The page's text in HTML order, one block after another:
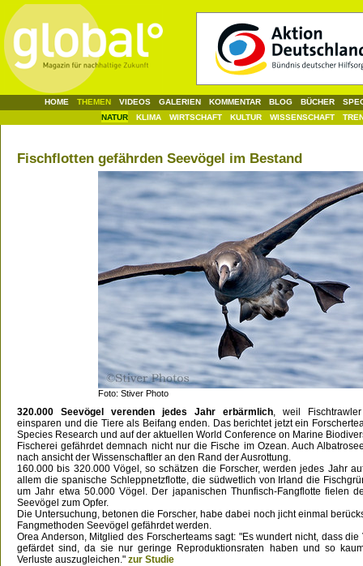
HOME
THEMEN
NATUR
KLIMA WIRTSCHAFT KULTUR WISSENSCHAFT
VIDEOS GALERIEN KOMMENTAR BLOG BÜCHER
Fischflotten gefährden Seevögel im Bestand
Foto: Stiver Photo
320.000 Seevögel verenden jedes Jahr erbärmlich, weil
einsparen und die Tiere als Beifang enden. Das berichtet jetzt ein
Species Research und auf der aktuellen World Conference on Marine
Fischerei gefährdet demnach nicht nur die Fische im Ozean. Auch
nach ansicht der Wissenschaftler an den Rand der Ausrottung.
160.000 bis 320.000 Vögel, so schätzen die Forscher, werden jedes Jahr
allem die spanische Schleppnetzflotte, die südwetlich von Irland die
um Jahr etwa 50.000 Vögel. Der japanischen Thunfisch-Fangflotte fielen
Seevögel zum Opfer.
Die Untersuchung, betonen die Forscher, habe dabei noch jicht einmal
Fangmethoden Seevögel gefährdet werden.
Orea Anderson, Mitglied des Forscherteams sagt: "Es wundert nicht, dass
gefärdet sind, da sie nur geringe Reproduktionsraten haben und so
Verluste auszugleichen." zur Studie